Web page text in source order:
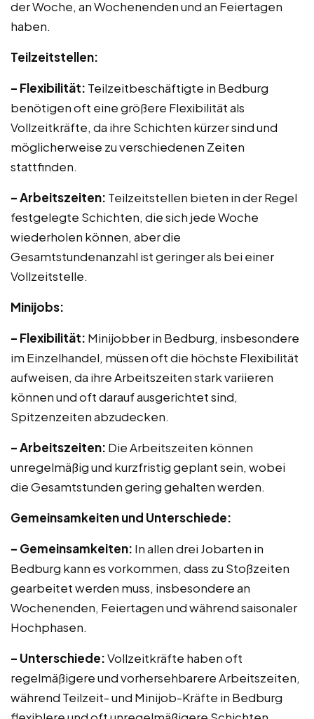
der Woche, an Wochenenden und an Feiertagen
haben.
Teilzeitstellen:
– Flexibilität: Teilzeitbeschäftigte in Bedburg
benötigen oft eine größere Flexibilität als
Vollzeitkräfte, da ihre Schichten kürzer sind und
möglicherweise zu verschiedenen Zeiten
stattfinden.
– Arbeitszeiten: Teilzeitstellen bieten in der Regel
festgelegte Schichten, die sich jede Woche
wiederholen können, aber die
Gesamtstundenanzahl ist geringer als bei einer
Vollzeitstelle.
Minijobs:
– Flexibilität: Minijobber in Bedburg, insbesondere
im Einzelhandel, müssen oft die höchste Flexibilität
aufweisen, da ihre Arbeitszeiten stark variieren
können und oft darauf ausgerichtet sind,
Spitzenzeiten abzudecken.
– Arbeitszeiten: Die Arbeitszeiten können
unregelmäßig und kurzfristig geplant sein, wobei
die Gesamtstunden gering gehalten werden.
Gemeinsamkeiten und Unterschiede:
– Gemeinsamkeiten: In allen drei Jobarten in
Bedburg kann es vorkommen, dass zu Stoßzeiten
gearbeitet werden muss, insbesondere an
Wochenenden, Feiertagen und während saisonaler
Hochphasen.
– Unterschiede:Vollzeitkräfte haben oft
regelmäßigere und vorhersehbarere Arbeitszeiten,
während Teilzeit- und Minijob-Kräfte in Bedburg